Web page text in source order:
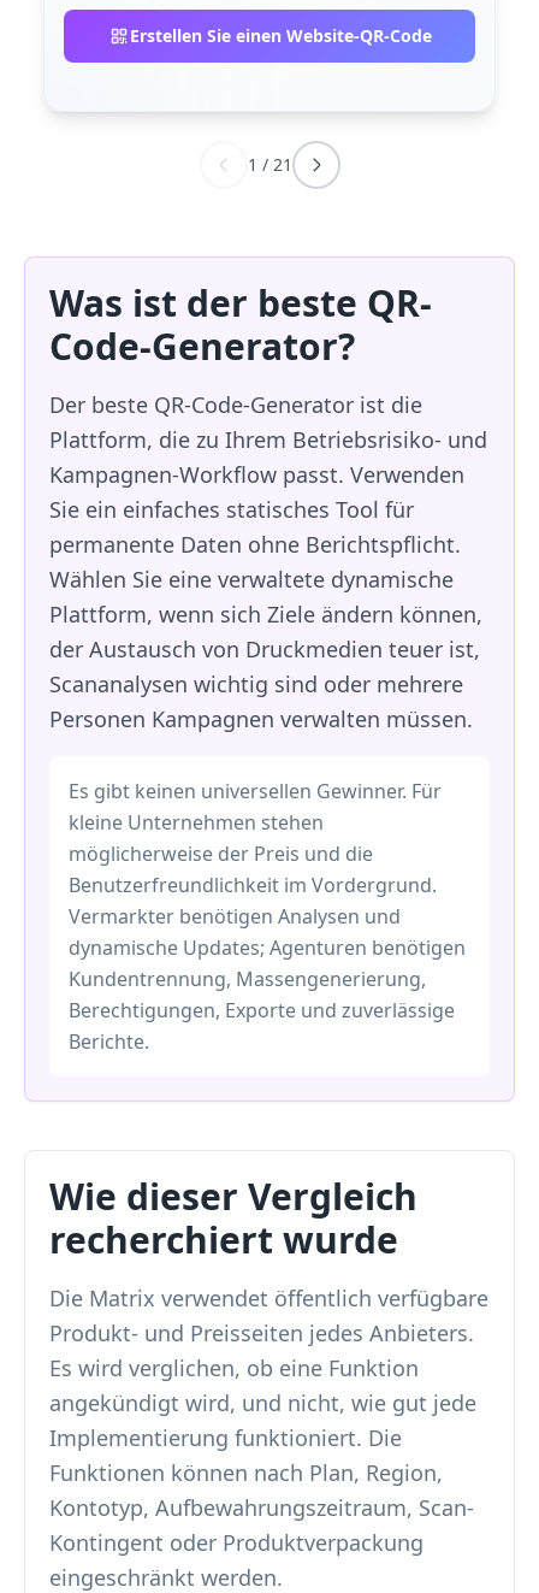
Erstellen Sie einen Website-QR-Code
1 / 21
Was ist der beste QR-
Code-Generator?
Der beste QR-Code-Generator ist die
Plattform, die zu Ihrem Betriebsrisiko- und
Kampagnen-Workflow passt. Verwenden
Sie ein einfaches statisches Tool für
permanente Daten ohne Berichtspflicht.
Wählen Sie eine verwaltete dynamische
Plattform, wenn sich Ziele ändern können,
der Austausch von Druckmedien teuer ist,
Scananalysen wichtig sind oder mehrere
Personen Kampagnen verwalten müssen.
Es gibt keinen universellen Gewinner. Für
kleine Unternehmen stehen
möglicherweise der Preis und die
Benutzerfreundlichkeit im Vordergrund.
Vermarkter benötigen Analysen und
dynamische Updates; Agenturen benötigen
Kundentrennung, Massengenerierung,
Berechtigungen, Exporte und zuverlässige
Berichte.
Wie dieser Vergleich
recherchiert wurde
Die Matrix verwendet öffentlich verfügbare
Produkt- und Preisseiten jedes Anbieters.
Es wird verglichen, ob eine Funktion
angekündigt wird, und nicht, wie gut jede
Implementierung funktioniert. Die
Funktionen können nach Plan, Region,
Kontotyp, Aufbewahrungszeitraum, Scan-
Kontingent oder Produktverpackung
eingeschränkt werden.